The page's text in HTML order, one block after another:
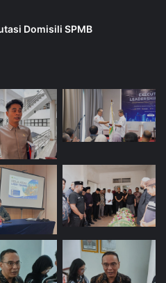
Domisili SPMB